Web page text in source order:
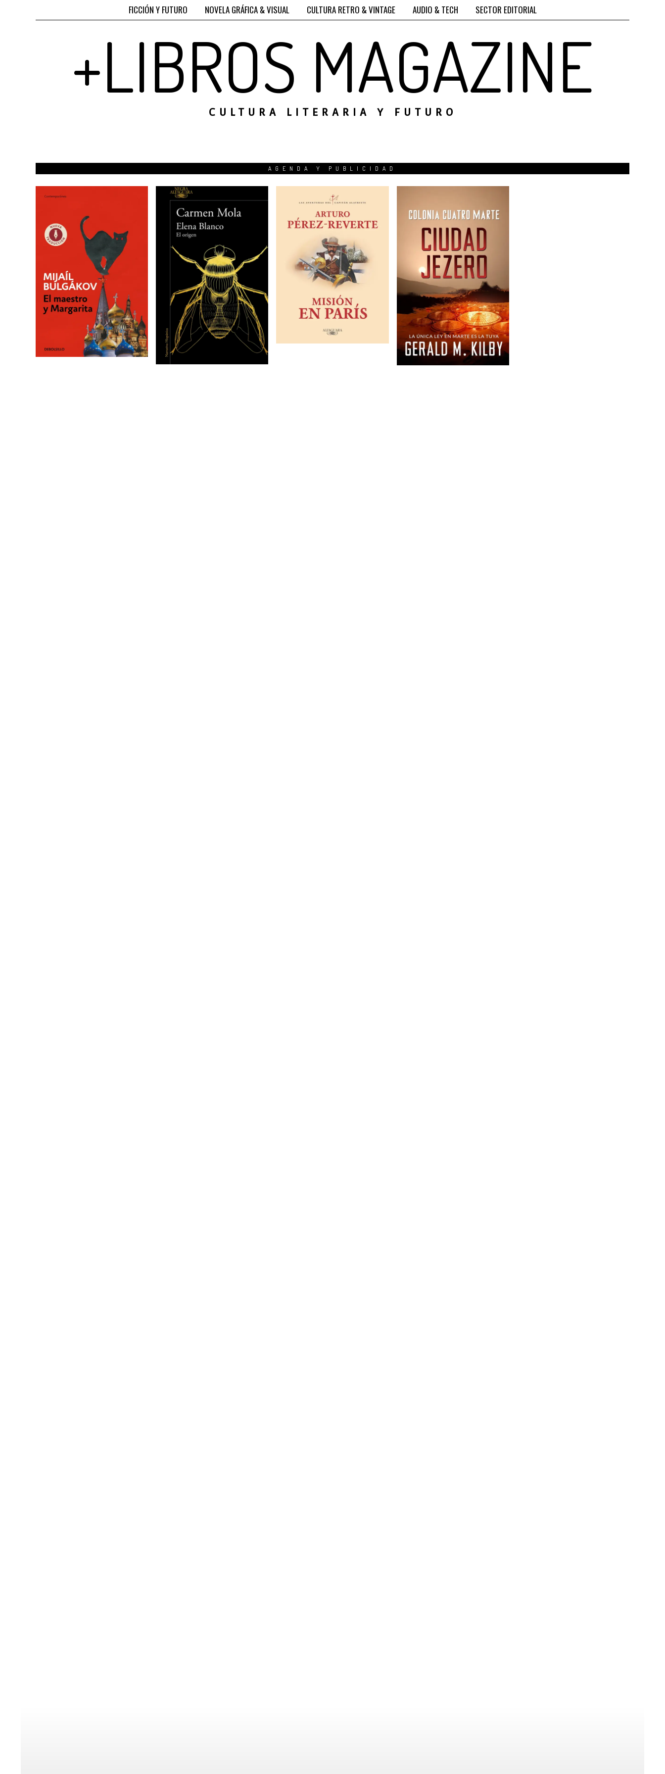
FICCIÓN Y FUTURO NOVELA GRÁFICA & VISUAL CULTURA RETRO & VINTAGE AUDIO & TECH SECTOR EDITORIAL
+LIBROS MAGAZINE
CULTURA LITERARIA Y FUTURO
AGENDA Y PUBLICIDAD